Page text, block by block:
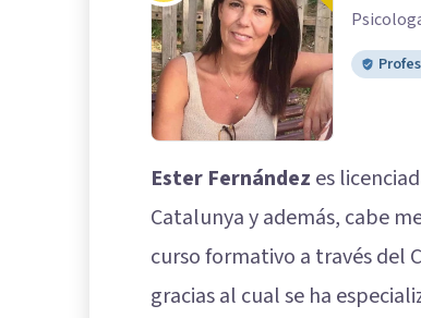
Ester Fernández es
Catalunya y además, cabe
curso formativo a través del
gracias al cual se ha